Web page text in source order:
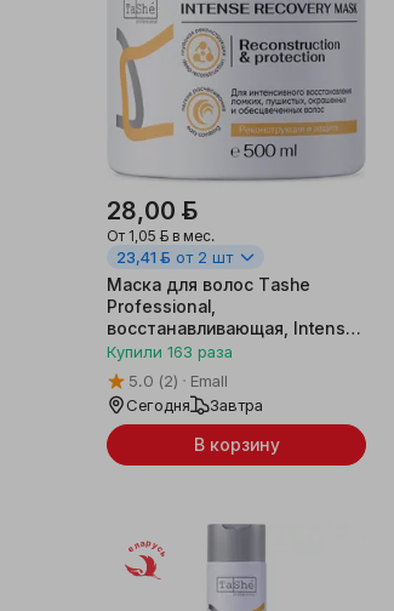
28,00 ƃ
От 1,05 ƃ в мес.
23,41 ƃ от 2 шт
Маска для волос Tashe
Professional,
восстанавливающая, Intense
Recovery, 500 мл
Купили 163 раза
5.0 (2)
Emall
Сегодня
Завтра
В корзину
Беларусь